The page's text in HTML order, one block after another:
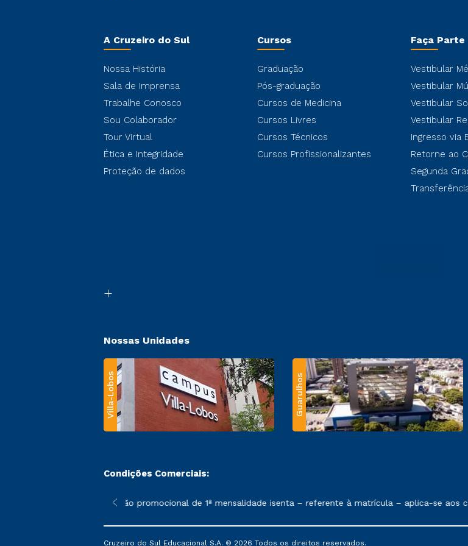
A Cruzeiro do Sul
Nossa História
Sala de Imprensa
Trabalhe Conosco
Sou Colaborador
Tour Virtual
Ética e Integridade
Proteção de dados
Cursos
Graduação
Pós-graduação
Cursos de Medicina
Cursos Livres
Cursos Técnicos
Cursos Profissionalizantes
Faça Parte
Vestibular
Vestibular
Vestibular
Vestibular
Ingresso via
Retorne ao
Segunda
Nossas Unidades
Villa-Lobos Guarulhos
Condições Comerciais:
sofrer alterações nos períodos de rematrícula conforme exposto no contrato de prestação de
*A condição promocional de 1ª mensalidade isenta – referente à matrícula – aplica-se aos
Cruzeiro do Sul Educacional S.A. © 2026 Todos os direitos reservados.